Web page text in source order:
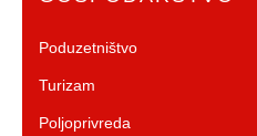
Poduzetništvo
Turizam
Poljoprivreda